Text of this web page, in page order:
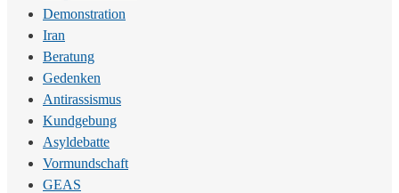
Demonstration
Iran
Beratung
Gedenken
Antirassismus
Kundgebung
Asyldebatte
Vormundschaft
GEAS